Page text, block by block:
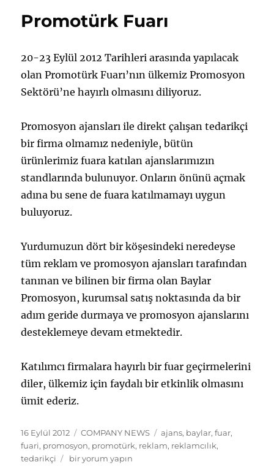
Promotürk Fuarı
20-23 Eylül 2012 Tarihleri arasında yapılacak
olan Promotürk Fuarı’nın ülkemiz Promosyon
Sektörü’ne hayırlı olmasını diliyoruz.
Promosyon ajansları ile direkt çalışan tedarikçi
bir firma olmamız nedeniyle, bütün
ürünlerimiz fuara katılan ajanslarımızın
standlarında bulunuyor. Onların önünü açmak
adına bu sene de fuara katılmamayı uygun
buluyoruz.
Yurdumuzun dört bir köşesindeki neredeyse
tüm reklam ve promosyon ajansları tarafından
tanınan ve bilinen bir firma olan Baylar
Promosyon, kurumsal satış noktasında da bir
adım geride durmaya ve promosyon ajanslarını
desteklemeye devam etmektedir.
Katılımcı firmalara hayırlı bir fuar geçirmelerini
diler, ülkemiz için faydalı bir etkinlik olmasını
ümit ederiz.
Yayın
tarihi
16 Eylül 2012 Kategoriler
COMPANY NEWS Etiketler
ajans, baylar,fuar,
fuari, promosyon, promotürk, reklam, reklamcılık,
tedarikçi
Promotürk
bir yorum yapın